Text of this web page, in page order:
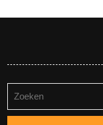
naar: